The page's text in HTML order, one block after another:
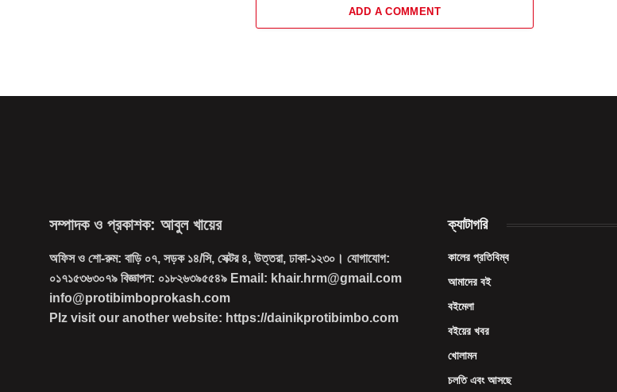
ADD A COMMENT
সম্পাদক ও প্রকাশক: আবুল খায়ের
অফিস ও শো-রুম: বাড়ি ০৭, সড়ক ১৪/সি, সেক্টর ৪, উত্তরা, ঢাকা-১২৩০। যোগাযোগ:
০১৭১৫৩৬৩০৭৯ বিজ্ঞাপন: ০১৮২৬৩৯৫৫৪৯ Email: khair.hrm@gmail.com
info@protibimboprokash.com
Plz visit our another website: https://dainikprotibimbo.com
ক্যাটাগরি
কালের প্রতিবিম্ব
আমাদের বই
বইমেলা
বইয়ের খবর
খোলামন
চলতি এবং আসছে